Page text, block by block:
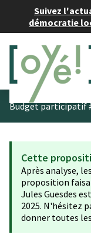
Suivez
démocratie
Budget participatif
Cette
Après analyse,
proposition
Jules Guesdes
2025. N'hésitez
donner toutes